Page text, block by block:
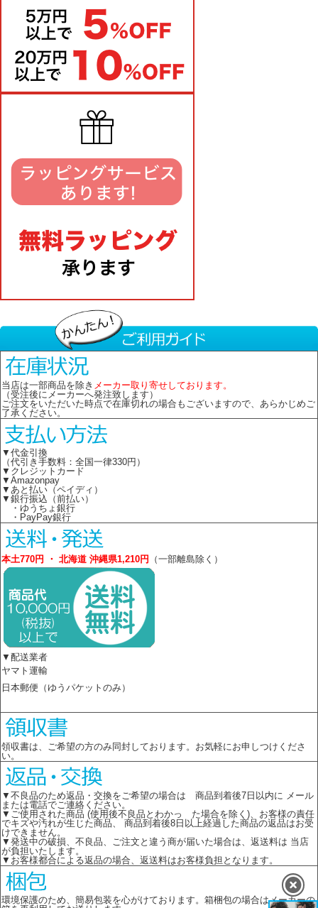
当店は一部商品を除き メーカー取り寄せしております。
（受注後にメーカーへ発注致します）
ご注文をいただいた時点で在庫切れの場合もございますので、あらかじめご
了承ください。
▼代金引換
（代引き手数料：全国一律330円）
▼クレジットカード
▼Amazonpay
▼あと払い（ペイディ）
▼銀行振込（前払い）
・ゆうちょ銀行
・PayPay銀行
本土770円 ・ 北海道 沖縄県1,210円 （一部離島除く）
▼配送業者
ヤマト運輸
日本郵便（ゆうパケットのみ）
領収書は、ご希望の方のみ同封しております。お気軽にお申しつけくださ
い。
▼不良品のため返品・交換をご希望の場合は 商品到着後7日以内に メール
または電話でご連絡ください。
▼ご使用された商品 (使用後不良品とわかっ た場合を除く)、お客様の責任
でキズや汚れが生じた商品、 商品到着後8日以上経過した商品の返品はお受
けできません。
▼発送中の破損、不良品、ご注文と違う商が届いた場合は、返送料は 当店
が負担いたします。
▼お客様都合による返品の場合、返送料はお客様負担となります。
環境保護のため、簡易包装を心がけております。箱梱包の場合はメーカーの